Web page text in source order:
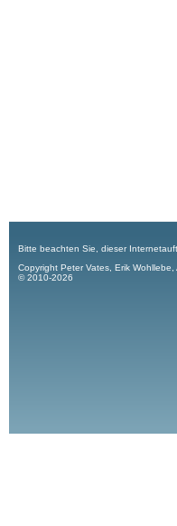
Bitte beachten Sie, dieser
Copyright Peter Vates, Erik Wohllebe,
© 2010-2026